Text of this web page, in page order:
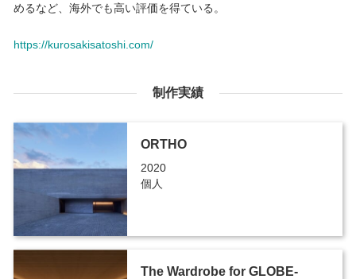
めるなど、海外でも高い評価を得ている。
https://kurosakisatoshi.com/
制作実績
ORTHO
2020
個人
The Wardrobe for GLOBE-